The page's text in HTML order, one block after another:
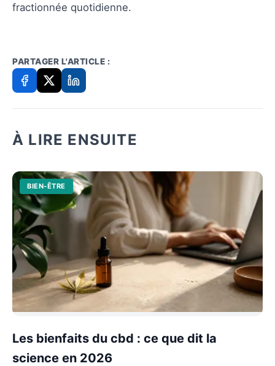
fractionnée quotidienne.
PARTAGER L'ARTICLE :
À LIRE ENSUITE
BIEN-ÊTRE
Les bienfaits du cbd : ce que dit la
science en 2026